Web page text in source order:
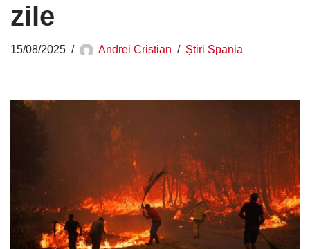
zile
15/08/2025 Andrei Cristian Știri Spania